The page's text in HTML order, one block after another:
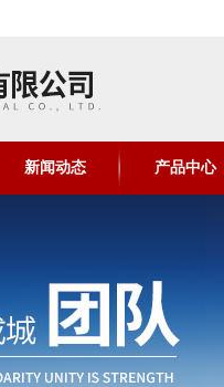
新闻动态 产品中心